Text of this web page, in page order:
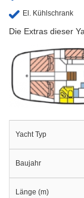
El. Kühlschrank
Die Extras dieser
Yacht Typ
Baujahr
Länge (m)